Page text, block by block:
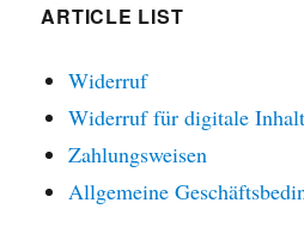
ARTICLE LIST
Widerruf
Widerruf für digitale
Zahlungsweisen
Allgemeine